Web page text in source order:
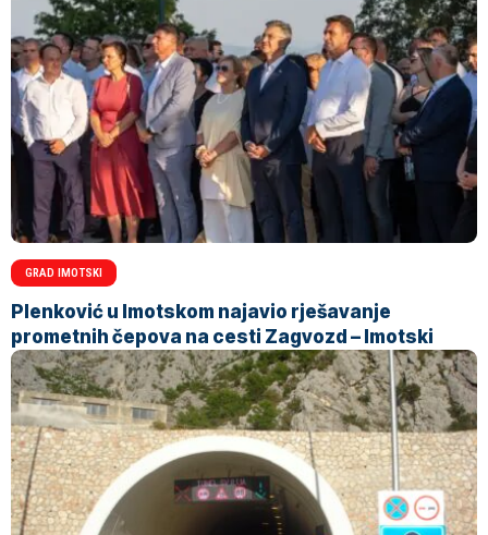
GRAD IMOTSKI
Plenković u Imotskom najavio rješavanje
prometnih čepova na cesti Zagvozd – Imotski